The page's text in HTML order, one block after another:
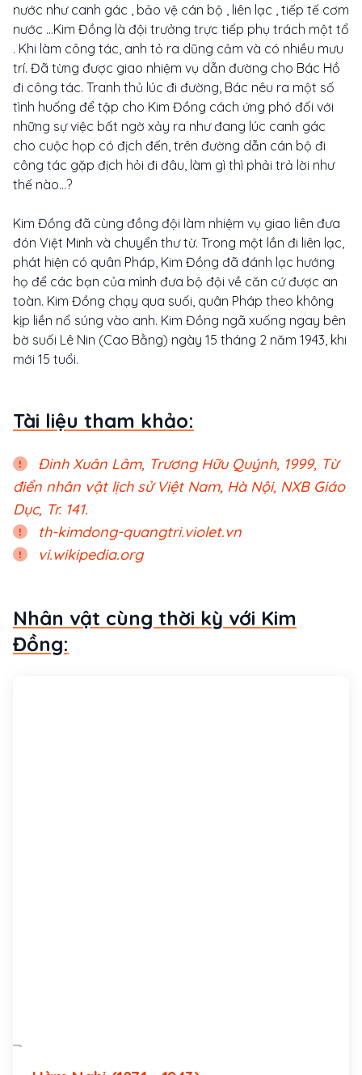
nước như canh gác , bảo vệ cán bộ , liên lạc , tiếp tế cơm
nước ...Kim Đồng là đội trưởng trực tiếp phụ trách một tổ
. Khi làm công tác, anh tỏ ra dũng cảm và có nhiều mưu
trí. Đã từng được giao nhiệm vụ dẫn đường cho Bác Hồ
đi công tác. Tranh thủ lúc đi đường, Bác nêu ra một số
tình huống để tập cho Kim Đồng cách ứng phó đối với
những sự việc bất ngờ xảy ra như đang lúc canh gác
cho cuộc họp có địch đến, trên đường dẫn cán bộ đi
công tác gặp địch hỏi đi đâu, làm gì thì phải trả lời như
thế nào…?
Kim Đồng đã cùng đồng đội làm nhiệm vụ giao liên đưa
đón Việt Minh và chuyển thư từ. Trong một lần đi liên lạc,
phát hiện có quân Pháp, Kim Đồng đã đánh lạc hướng
họ để các bạn của mình đưa bộ đội về căn cứ được an
toàn. Kim Đồng chạy qua suối, quân Pháp theo không
kịp liền nổ súng vào anh. Kim Đồng ngã xuống ngay bên
bờ suối Lê Nin (Cao Bằng) ngày 15 tháng 2 năm 1943, khi
mới 15 tuổi.
Tài liệu tham khảo:
Đinh Xuân Lâm, Trương Hữu Quýnh, 1999, Từ
điển nhân vật lịch sử Việt Nam, Hà Nội, NXB Giáo
Dục, Tr. 141.
th-kimdong-quangtri.violet.vn
vi.wikipedia.org
Nhân vật cùng thời kỳ với Kim
Đồng: